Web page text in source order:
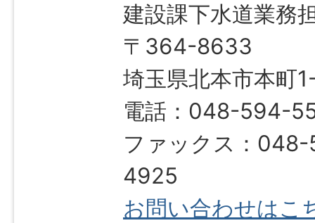
建設課下水道業務
〒364-8633
埼玉県北本市本町
電話：048-594-
ファックス：
4925
お問い合わせはこ